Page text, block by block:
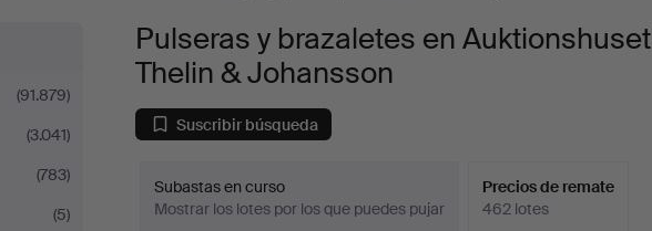
(91.879)
(3.041)
(783)
(5)
Pulseras y brazaletes en Auktionshuset
Thelin & Johansson
Suscribir búsqueda
Subastas en curso
Mostrar los lotes por los que puedes pujar
Precios de remate
462 lotes